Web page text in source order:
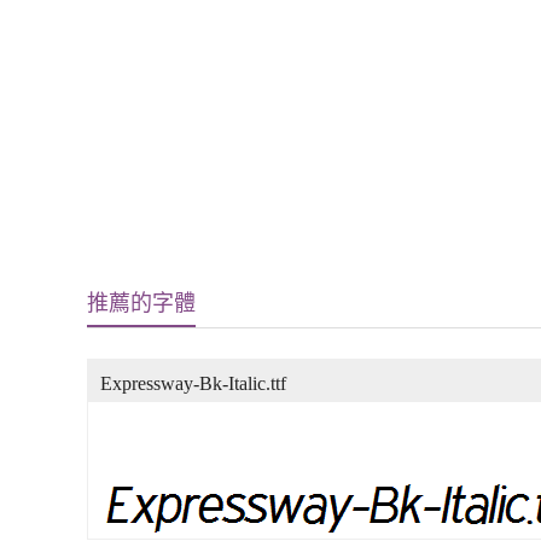
推薦的字體
Expressway-Bk-Italic.ttf